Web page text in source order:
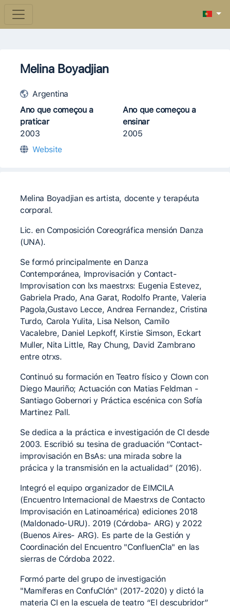
Melina Boyadjian
Argentina
Ano que começou a
praticar
2003
Ano que começou a
ensinar
2005
Website
Melina Boyadjian es artista, docente y terapéuta
corporal.
Lic. en Composición Coreográfica mensión Danza
(UNA).
Se formó principalmente en Danza
Contemporánea, Improvisación y Contact-
Improvisation con lxs maestrxs: Eugenia Estevez,
Gabriela Prado, Ana Garat, Rodolfo Prante, Valeria
Pagola,Gustavo Lecce, Andrea Fernandez, Cristina
Turdo, Carola Yulita, Lisa Nelson, Camilo
Vacalebre, Daniel Lepkoff, Kirstie Simson, Eckart
Muller, Nita Little, Ray Chung, David Zambrano
entre otrxs.
Continuó su formación en Teatro físico y Clown con
Diego Mauriño; Actuación con Matias Feldman -
Santiago Gobernori y Práctica escénica con Sofía
Martinez Pall.
Se dedica a la práctica e investigación de CI desde
2003. Escribió su tesina de graduación “Contact-
improvisación en BsAs: una mirada sobre la
prácica y la transmisión en la actualidad” (2016).
Integró el equipo organizador de EIMCILA
(Encuentro Internacional de Maestrxs de Contacto
Improvisación en Latinoamérica) ediciones 2018
(Maldonado-URU). 2019 (Córdoba- ARG) y 2022
(Buenos Aires- ARG). Es parte de la Gestión y
Coordinación del Encuentro "ConfluenCIa" en las
sierras de Córdoba 2022.
Formó parte del grupo de investigación
"Mamíferas en ConfuCIón" (2017-2020) y dictó la
materia CI en la escuela de teatro “El descubridor”